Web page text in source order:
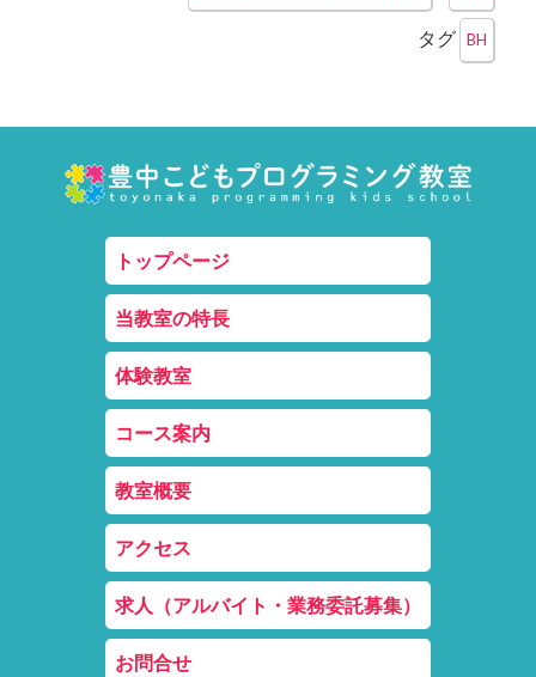
タグ BH
トップページ
当教室の特長
体験教室
コース案内
教室概要
アクセス
求人（アルバイト・業務委託募集）
お問合せ